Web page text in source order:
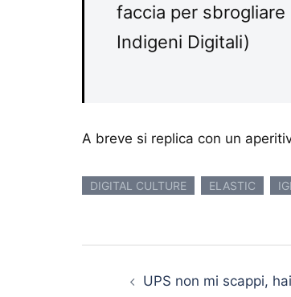
faccia per sbrogliare
Indigeni Digitali)
A breve si replica con un
DIGITAL CULTURE ELASTIC
UPS non mi scappi,